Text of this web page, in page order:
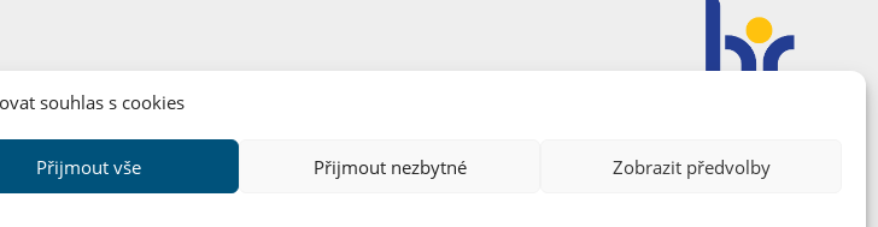
souhlas s cookies
Přijmout vše Přijmout nezbytné Zobrazit předvolby